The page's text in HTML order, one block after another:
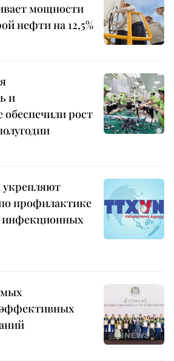
мощности
нефти на 12,5%
и
рост
укрепляют
профилактике
инфекционных